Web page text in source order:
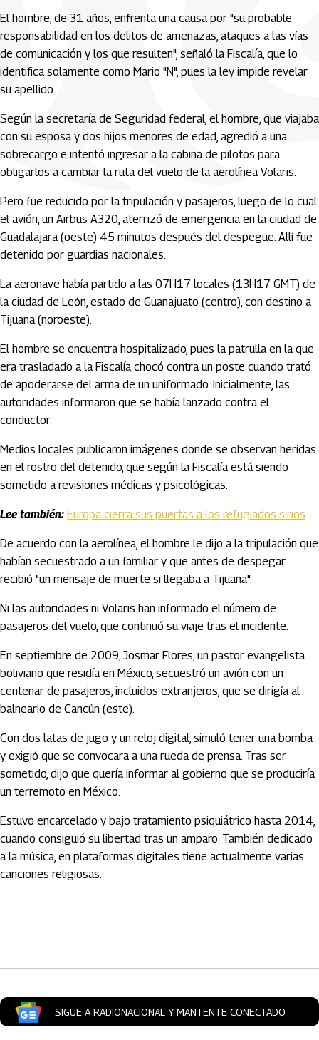
El hombre, de 31 años, enfrenta una causa por "su probable
responsabilidad en los delitos de amenazas, ataques a las vías
de comunicación y los que resulten", señaló la Fiscalía, que lo
identifica solamente como Mario "N", pues la ley impide revelar
su apellido.
Según la secretaría de Seguridad federal, el hombre, que viajaba
con su esposa y dos hijos menores de edad, agredió a una
sobrecargo e intentó ingresar a la cabina de pilotos para
obligarlos a cambiar la ruta del vuelo de la aerolínea Volaris.
Pero fue reducido por la tripulación y pasajeros, luego de lo cual
el avión, un Airbus A320, aterrizó de emergencia en la ciudad de
Guadalajara (oeste) 45 minutos después del despegue. Allí fue
detenido por guardias nacionales.
La aeronave había partido a las 07H17 locales (13H17 GMT) de
la ciudad de León, estado de Guanajuato (centro), con destino a
Tijuana (noroeste).
El hombre se encuentra hospitalizado, pues la patrulla en la que
era trasladado a la Fiscalía chocó contra un poste cuando trató
de apoderarse del arma de un uniformado. Inicialmente, las
autoridades informaron que se había lanzado contra el
conductor.
Medios locales publicaron imágenes donde se observan heridas
en el rostro del detenido, que según la Fiscalía está siendo
sometido a revisiones médicas y psicológicas.
Lee también: Europa cierra sus puertas a los refugiados sirios
De acuerdo con la aerolínea, el hombre le dijo a la tripulación que
habían secuestrado a un familiar y que antes de despegar
recibió "un mensaje de muerte si llegaba a Tijuana".
Ni las autoridades ni Volaris han informado el número de
pasajeros del vuelo, que continuó su viaje tras el incidente.
En septiembre de 2009, Josmar Flores, un pastor evangelista
boliviano que residía en México, secuestró un avión con un
centenar de pasajeros, incluidos extranjeros, que se dirigía al
balneario de Cancún (este).
Con dos latas de jugo y un reloj digital, simuló tener una bomba
y exigió que se convocara a una rueda de prensa. Tras ser
sometido, dijo que quería informar al gobierno que se produciría
un terremoto en México.
Estuvo encarcelado y bajo tratamiento psiquiátrico hasta 2014,
cuando consiguió su libertad tras un amparo. También dedicado
a la música, en plataformas digitales tiene actualmente varias
canciones religiosas.
SIGUE A RADIONACIONAL Y MANTENTE CONECTADO